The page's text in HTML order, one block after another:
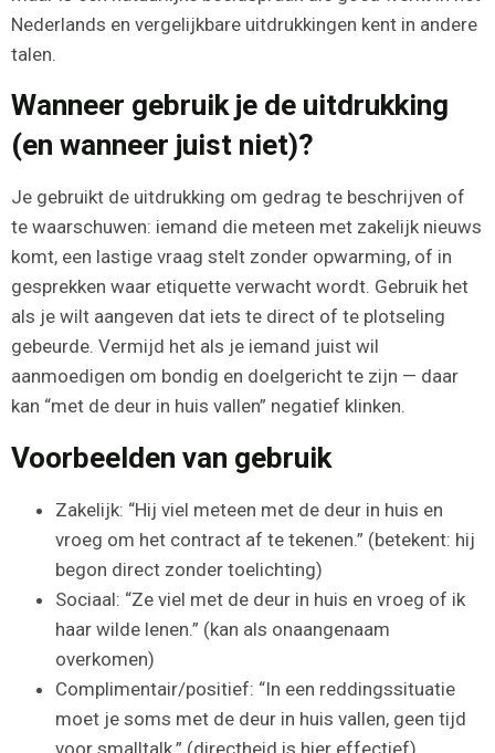
Nederlands en vergelijkbare uitdrukkingen kent in andere
talen.
Wanneer gebruik je de uitdrukking
(en wanneer juist niet)?
Je gebruikt de uitdrukking om gedrag te beschrijven of
te waarschuwen: iemand die meteen met zakelijk nieuws
komt, een lastige vraag stelt zonder opwarming, of in
gesprekken waar etiquette verwacht wordt. Gebruik het
als je wilt aangeven dat iets te direct of te plotseling
gebeurde. Vermijd het als je iemand juist wil
aanmoedigen om bondig en doelgericht te zijn — daar
kan “met de deur in huis vallen” negatief klinken.
Voorbeelden van gebruik
Zakelijk: “Hij viel meteen met de deur in huis en
vroeg om het contract af te tekenen.” (betekent: hij
begon direct zonder toelichting)
Sociaal: “Ze viel met de deur in huis en vroeg of ik
haar wilde lenen.” (kan als onaangenaam
overkomen)
Complimentair/positief: “In een reddingssituatie
moet je soms met de deur in huis vallen, geen tijd
voor smalltalk.” (directheid is hier effectief)